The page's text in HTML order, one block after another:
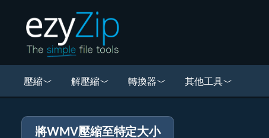
壓縮 解壓縮 轉換器 其他工具
將WMV壓縮至特定大小